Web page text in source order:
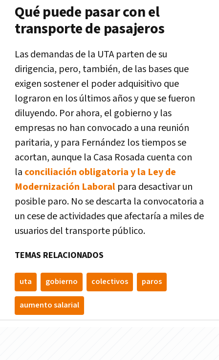
Qué puede pasar con el
transporte de pasajeros
Las demandas de la UTA parten de su
dirigencia, pero, también, de las bases que
exigen sostener el poder adquisitivo que
lograron en los últimos años y que se fueron
diluyendo. Por ahora, el gobierno y las
empresas no han convocado a una reunión
paritaria, y para Fernández los tiempos se
acortan, aunque la Casa Rosada cuenta con
la conciliación obligatoria y la Ley de
Modernización Laboral para desactivar un
posible paro. No se descarta la convocatoria a
un cese de actividades que afectaría a miles de
usuarios del transporte público.
TEMAS RELACIONADOS
uta gobierno colectivos paros
aumento salarial